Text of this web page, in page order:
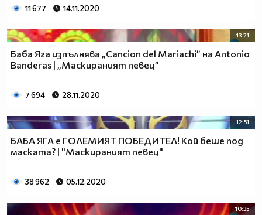
11 677 14.11.2020
13:21
Баба Яга изпълнява „Cancion del Mariachi” на Antonio
Banderas | „Маскираният певец”
7 694 28.11.2020
12:51
БАБА ЯГА e ГОЛЕМИЯТ ПОБЕДИТЕЛ! Кой беше под
маската? | "Маскираният певец"
38 962 05.12.2020
10:35